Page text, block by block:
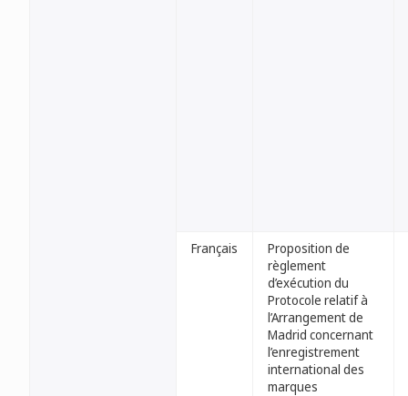
Français
Proposition de
règlement
d’exécution du
Protocole relatif à
l’Arrangement de
Madrid concernant
l’enregistrement
international des
marques